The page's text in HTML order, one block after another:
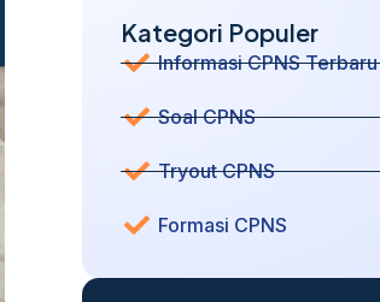
Kategori Populer
Informasi CPNS Terbaru
Soal CPNS
Tryout CPNS
Formasi CPNS